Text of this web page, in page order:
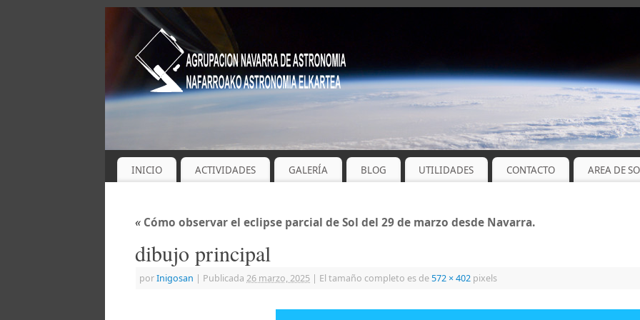
INICIO ACTIVIDADES GALERÍA BLOG UTILIDADES CONTACTO AREA DE
« Cómo observar el eclipse parcial de Sol del 29 de marzo desde Navarra.
dibujo principal
porInigosan | Publicada 26 marzo, 2025 | El tamaño completo es de572 × 402 pixels